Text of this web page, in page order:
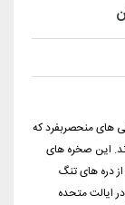
های منحصربفرد که
تخمین زده اند. این صخره های
دره های تنگ
ایالت متحده